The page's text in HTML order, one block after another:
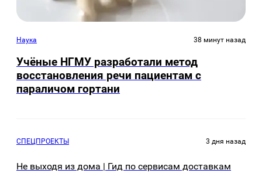
Наука 38 минут назад
Учёные НГМУ разработали метод
восстановления речи пациентам с
параличом гортани
СПЕЦПРОЕКТЫ 3 дня назад
Не выходя из дома | Гид по сервисам доставкам